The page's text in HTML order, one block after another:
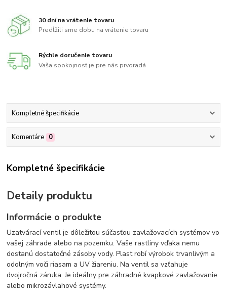
30 dní na vrátenie tovaru
Predĺžili sme dobu na vrátenie tovaru
Rýchle doručenie tovaru
Vaša spokojnosť je pre nás prvoradá
Kompletné špecifikácie
Komentáre 0
Kompletné špecifikácie
Detaily produktu
Informácie o produkte
Uzatvárací ventil je dôležitou súčasťou zavlažovacích systémov vo
vašej záhrade alebo na pozemku. Vaše rastliny vďaka nemu
dostanú dostatočné zásoby vody. Plast robí výrobok trvanlivým a
odolným voči riasam a UV žiareniu. Na ventil sa vzťahuje
dvojročná záruka. Je ideálny pre záhradné kvapkové zavlažovanie
alebo mikrozávlahové systémy.